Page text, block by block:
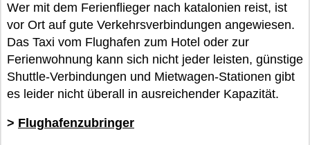
Wer mit dem Ferienflieger nach katalonien reist, ist
vor Ort auf gute Verkehrsverbindungen angewiesen.
Das Taxi vom Flughafen zum Hotel oder zur
Ferienwohnung kann sich nicht jeder leisten, günstige
Shuttle-Verbindungen und Mietwagen-Stationen gibt
es leider nicht überall in ausreichender Kapazität.
> Flughafenzubringer